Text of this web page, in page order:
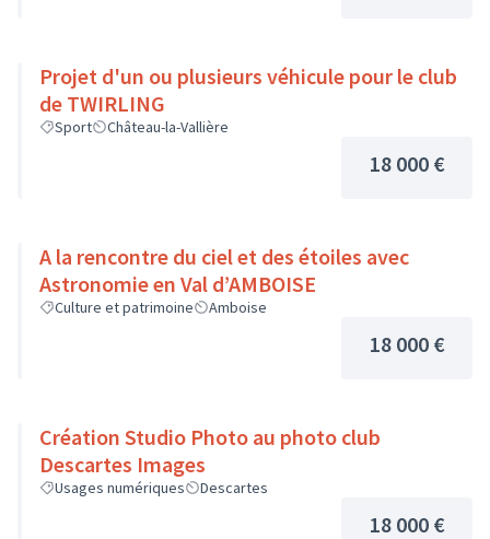
Projet d'un ou plusieurs véhicule pour le club
de TWIRLING
Sport Château-la-Vallière
18 000 €
A la rencontre du ciel et des étoiles avec
Astronomie en Val d’AMBOISE
Culture et patrimoine Amboise
18 000 €
Création Studio Photo au photo club
Descartes Images
Usages numériques Descartes
18 000 €